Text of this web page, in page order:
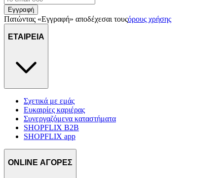
Εγγραφή
Πατώντας «Εγγραφή» αποδέχεσαι τουςόρους χρήσης
ΕΤΑΙΡΕΙΑ
Σχετικά με εμάς
Ευκαιρίες καριέρας
Συνεργαζόμενα καταστήματα
SHOPFLIX B2B
SHOPFLIX app
ONLINE ΑΓΟΡΕΣ